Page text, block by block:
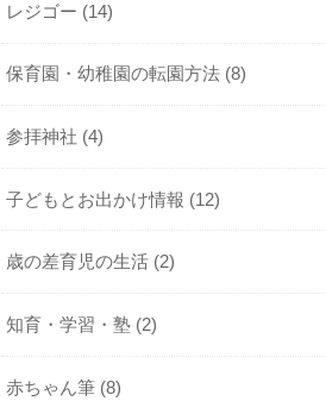
レジゴー (14)
保育園・幼稚園の転園方法 (8)
参拝神社 (4)
子どもとお出かけ情報 (12)
歳の差育児の生活 (2)
知育・学習・塾 (2)
赤ちゃん筆 (8)